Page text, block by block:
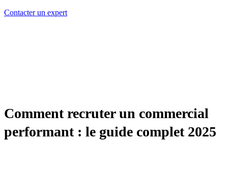
Contacter un expert
Comment recruter un commercial
performant : le guide complet 2025